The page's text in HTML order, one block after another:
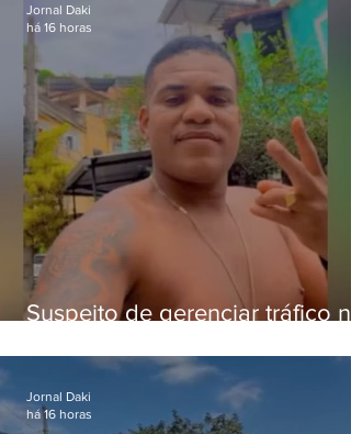
Suspeito de gerenciar tráfico na
foragido
Jornal Daki
há 16 horas
Jornal Daki
há 16 horas